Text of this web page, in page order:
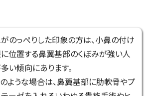
のっぺりした印象の方は、小鼻の付け
位置する鼻翼基部のくぼみが強い人
い傾向にあります。
ような場合は、鼻翼基部に肋軟骨やプ